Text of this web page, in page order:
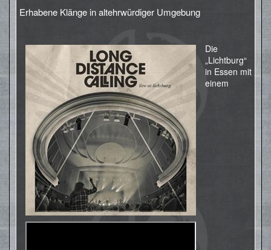
Erhabene Klänge in altehrwürdiger Umgebung
Die
„Lichtburg“
in Essen mit
einem